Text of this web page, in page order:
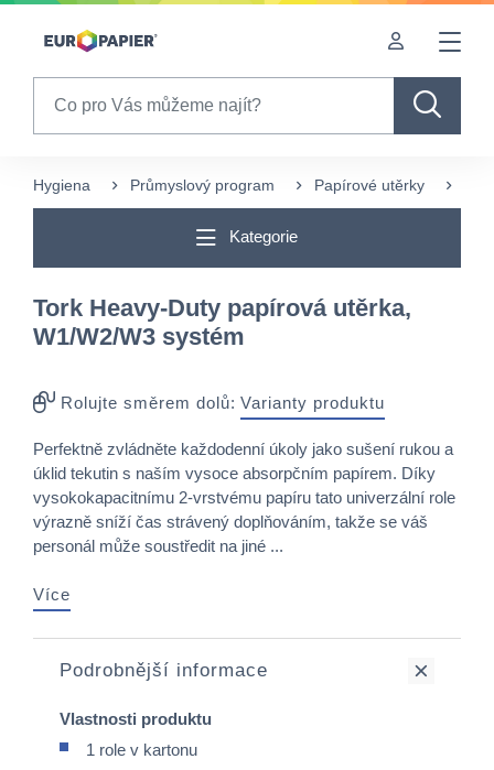
Table Of Content
Hygiena Průmyslový program Papírové utěrky
Kategorie
Tork Heavy-Duty papírová utěrka,
W1/W2/W3 systém
Rolujte směrem dolů: Varianty produktu
Perfektně zvládněte každodenní úkoly jako sušení rukou a
úklid tekutin s naším vysoce absorpčním papírem. Díky
vysokokapacitnímu 2-vrstvému papíru tato univerzální role
výrazně sníží čas strávený doplňováním, takže se váš
personál může soustředit na jiné ...
Více
Podrobnější informace
Vlastnosti produktu
1 role v kartonu